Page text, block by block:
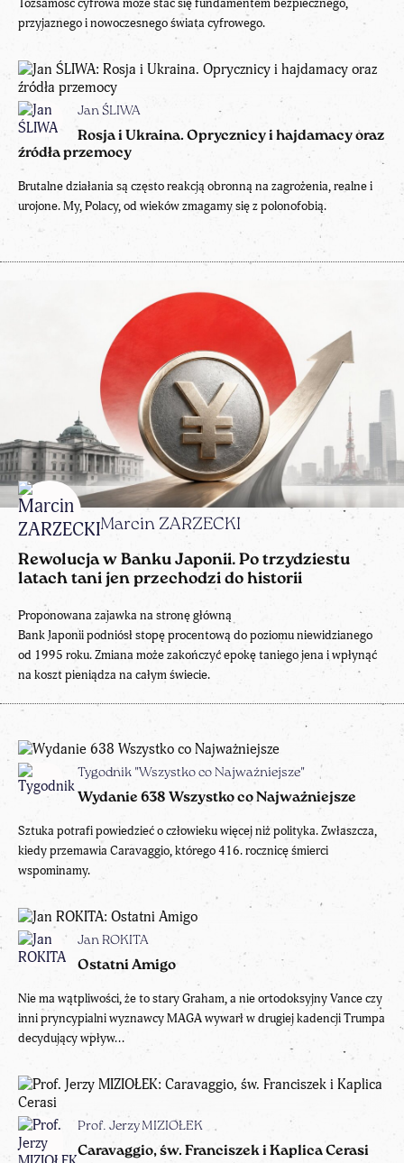
Tożsamość cyfrowa może stać się fundamentem bezpiecznego,
przyjaznego i nowoczesnego świata cyfrowego.
Jan ŚLIWA
Rosja i Ukraina. Oprycznicy i hajdamacy oraz
źródła przemocy
Brutalne działania są często reakcją obronną na zagrożenia, realne i
urojone. My, Polacy, od wieków zmagamy się z polonofobią.
Tygodnik "Wszystko co Najważniejsze"
Wydanie 638 Wszystko co Najważniejsze
Sztuka potrafi powiedzieć o człowieku więcej niż polityka. Zwłaszcza,
kiedy przemawia Caravaggio, którego 416. rocznicę śmierci
wspominamy.
Jan ROKITA
Ostatni Amigo
Nie ma wątpliwości, że to stary Graham, a nie ortodoksyjny Vance czy
inni pryncypialni wyznawcy MAGA wywarł w drugiej kadencji Trumpa
decydujący wpływ...
Prof. Jerzy MIZIOŁEK
Caravaggio, św. Franciszek i Kaplica Cerasi
Marcin ZARZECKI
Rewolucja w Banku Japonii. Po trzydziestu
latach tani jen przechodzi do historii
Proponowana zajawka na stronę główną
Bank Japonii podniósł stopę procentową do poziomu niewidzianego
od 1995 roku. Zmiana może zakończyć epokę taniego jena i wpłynąć
na koszt pieniądza na całym świecie.